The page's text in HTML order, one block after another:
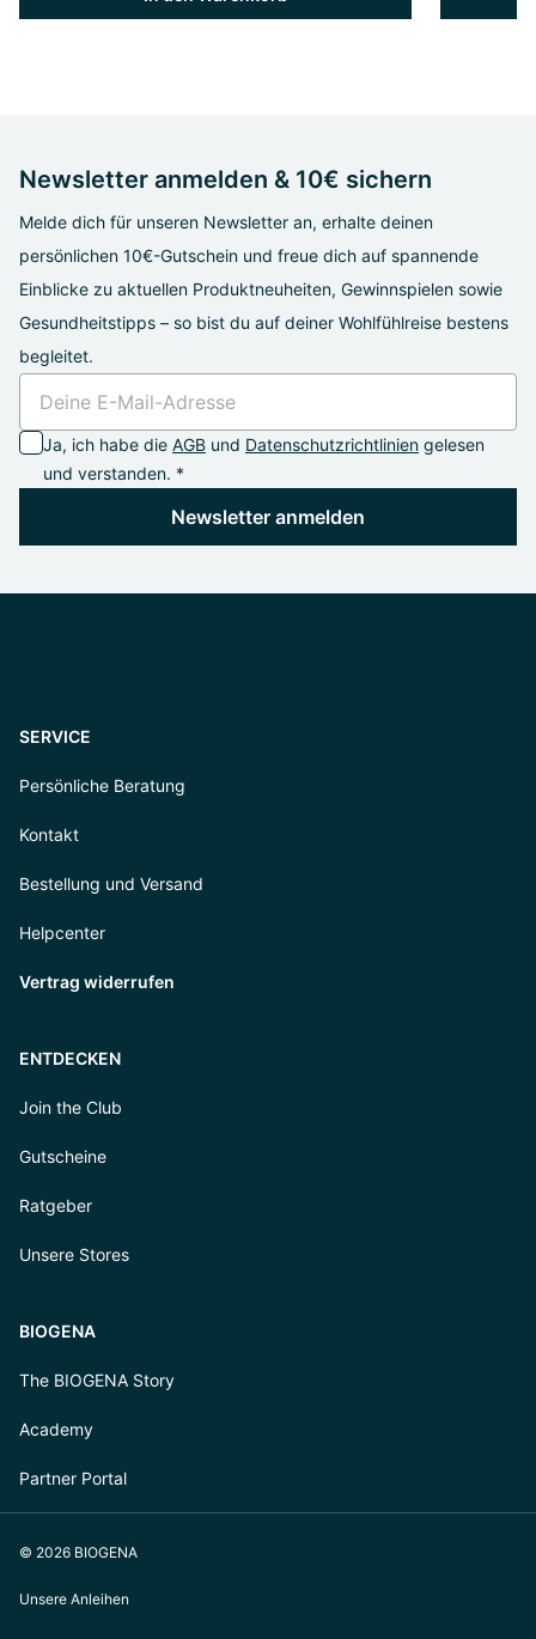
Newsletter anmelden & 10€ sichern
Melde dich für unseren Newsletter an, erhalte deinen
persönlichen 10€-Gutschein und freue dich auf spannende
Einblicke zu aktuellen Produktneuheiten, Gewinnspielen sowie
Gesundheitstipps – so bist du auf deiner Wohlfühlreise bestens
begleitet.
Ja, ich habe die AGB und Datenschutzrichtlinien gelesen
und verstanden. *
Newsletter anmelden
SERVICE
Persönliche Beratung
Kontakt
Bestellung und Versand
Helpcenter
Vertrag widerrufen
ENTDECKEN
Join the Club
Gutscheine
Ratgeber
Unsere Stores
BIOGENA
The BIOGENA Story
Academy
Partner Portal
© 2026 BIOGENA
Unsere Anleihen